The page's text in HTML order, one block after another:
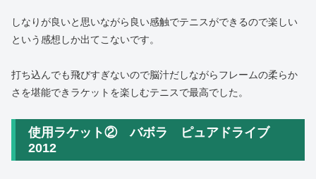
しなりが良いと思いながら良い感触でテニスができるので楽しい
という感想しか出てこないです。
打ち込んでも飛びすぎないので脳汁だしながらフレームの柔らか
さを堪能できラケットを楽しむテニスで最高でした。
使用ラケット② バボラ ピュアドライブ
2012